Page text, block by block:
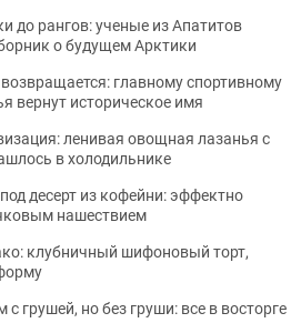
до рангов: ученые из Апатитов
о будущем Арктики
главному спортивному
вернут историческое имя
ленивая овощная лазанья с
в холодильнике
десерт из кофейни: эффектно
нашествием
клубничный шифоновый торт,
с грушей, но без груши: все в восторге